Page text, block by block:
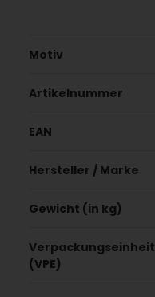
Motiv
Artikelnummer
EAN
Hersteller / Marke
Gewicht (in kg)
Verpackungseinheit
(VPE)